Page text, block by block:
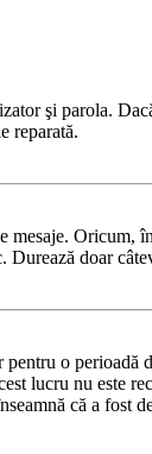
şi parola.
reparată.
doar
o perioadă
lucru nu este
că a fost